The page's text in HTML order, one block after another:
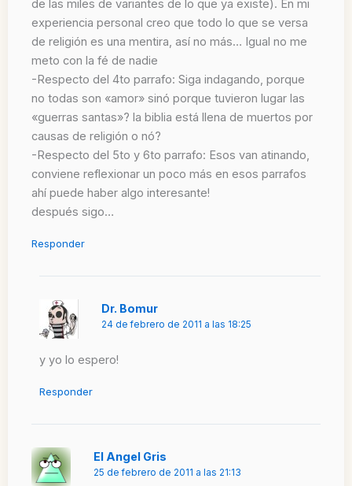
de las miles de variantes de lo que ya existe). En mi
experiencia personal creo que todo lo que se versa
de religión es una mentira, así no más… Igual no me
meto con la fé de nadie
-Respecto del 4to parrafo: Siga indagando, porque
no todas son «amor» sinó porque tuvieron lugar las
«guerras santas»? la biblia está llena de muertos por
causas de religión o nó?
-Respecto del 5to y 6to parrafo: Esos van atinando,
conviene reflexionar un poco más en esos parrafos
ahí puede haber algo interesante!
después sigo…
Responder
Dr. Bomur
24 de febrero de 2011 a las 18:25
y yo lo espero!
Responder
El Angel Gris
25 de febrero de 2011 a las 21:13